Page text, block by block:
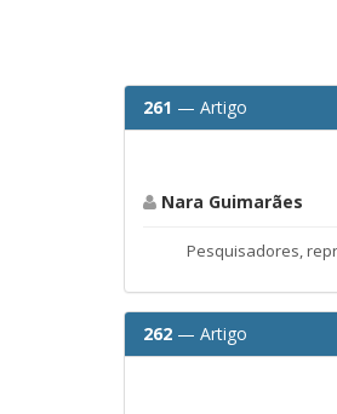
261 — Artigo
Nara Guimarães
Pesquisadores,
262 — Artigo